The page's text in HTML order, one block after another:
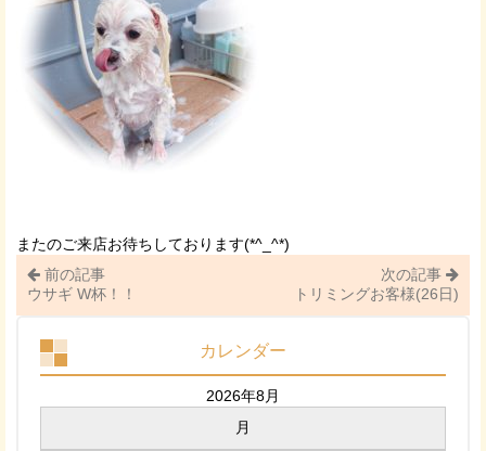
またのご来店お待ちしております(*^_^*)
前の記事
ウサギ W杯！！
次の記事
トリミングお客様(26日)
カレンダー
2026年8月
月